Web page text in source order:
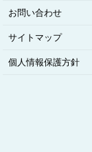
お問い合わせ
サイトマップ
個人情報保護方針